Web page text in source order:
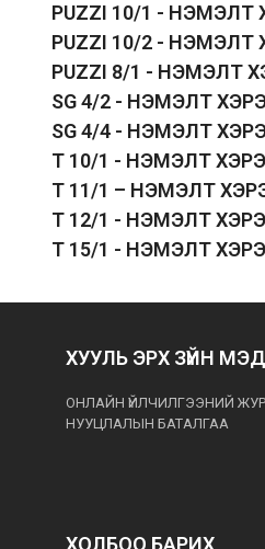
PUZZI 10/1 - НЭМЭЛТ
PUZZI 10/2 - НЭМЭЛТ
PUZZI 8/1 - НЭМЭЛТ
SG 4/2 - НЭМЭЛТ
SG 4/4 - НЭМЭЛТ
T 10/1 - НЭМЭЛТ
T 11/1 – НЭМЭЛТ
T 12/1 - НЭМЭЛТ
T 15/1 - НЭМЭЛТ
ХУУЛЬ ЭРХ ЗҮЙН
ОНЛАЙН ҮЙЛЧИЛГЭЭНИЙ
НУУЦЛАЛЫН БАТАЛГАА